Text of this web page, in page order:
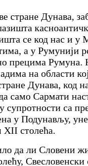
стране Дунава,
се код нас и у
а у Румунији
прецима Румуна.
на области
Дунава, код
само Сармати
у супротности са
у Подунављу,
XII столећа.
да ли Словени
Свесловенски